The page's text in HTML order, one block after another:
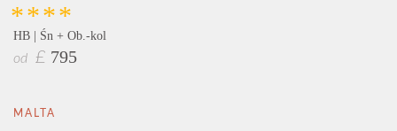
****
HB | Śn + Ob.-kol
od £ 795
MALTA